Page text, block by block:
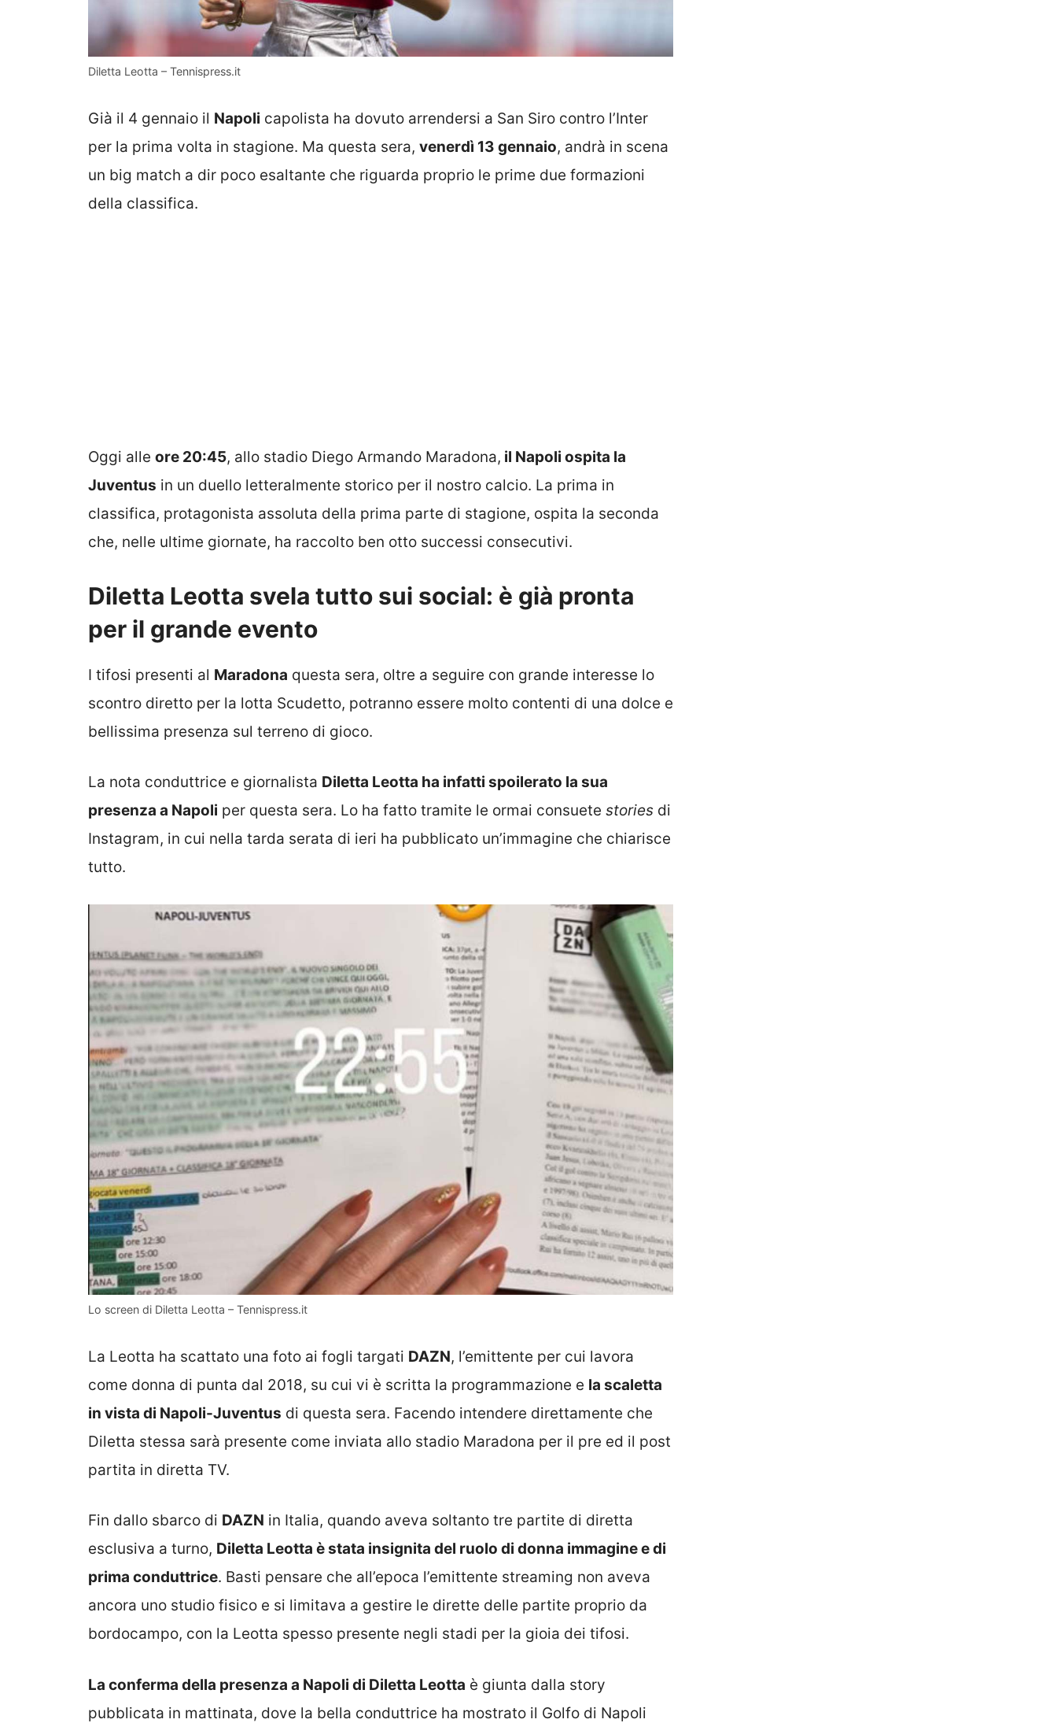
Diletta Leotta – Tennispress.it
Già il 4 gennaio il Napoli capolista ha dovuto arrendersi a San Siro contro l’Inter
per la prima volta in stagione. Ma questa sera, venerdì 13 gennaio, andrà in scena
un big match a dir poco esaltante che riguarda proprio le prime due formazioni
della classifica.
Oggi alle ore 20:45, allo stadio Diego Armando Maradona, il Napoli ospita la
Juventus in un duello letteralmente storico per il nostro calcio. La prima in
classifica, protagonista assoluta della prima parte di stagione, ospita la seconda
che, nelle ultime giornate, ha raccolto ben otto successi consecutivi.
Diletta Leotta svela tutto sui social: è già pronta
per il grande evento
I tifosi presenti al Maradona questa sera, oltre a seguire con grande interesse lo
scontro diretto per la lotta Scudetto, potranno essere molto contenti di una dolce e
bellissima presenza sul terreno di gioco.
La nota conduttrice e giornalista Diletta Leotta ha infatti spoilerato la sua
presenza a Napoli per questa sera. Lo ha fatto tramite le ormai consuete stories di
Instagram, in cui nella tarda serata di ieri ha pubblicato un’immagine che chiarisce
tutto.
Lo screen di Diletta Leotta – Tennispress.it
La Leotta ha scattato una foto ai fogli targati DAZN, l’emittente per cui lavora
come donna di punta dal 2018, su cui vi è scritta la programmazione e la scaletta
in vista di Napoli-Juventus di questa sera. Facendo intendere direttamente che
Diletta stessa sarà presente come inviata allo stadio Maradona per il pre ed il post
partita in diretta TV.
Fin dallo sbarco di DAZN in Italia, quando aveva soltanto tre partite di diretta
esclusiva a turno, Diletta Leotta è stata insignita del ruolo di donna immagine e di
prima conduttrice. Basti pensare che all’epoca l’emittente streaming non aveva
ancora uno studio fisico e si limitava a gestire le dirette delle partite proprio da
bordocampo, con la Leotta spesso presente negli stadi per la gioia dei tifosi.
La conferma della presenza a Napoli di Diletta Leotta è giunta dalla story
pubblicata in mattinata, dove la bella conduttrice ha mostrato il Golfo di Napoli